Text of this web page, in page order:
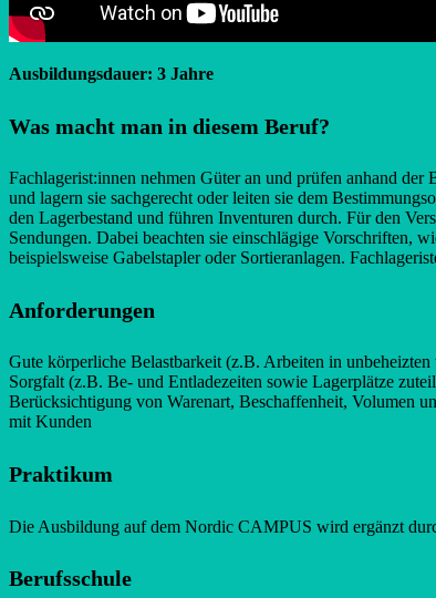
Ausbildungsdauer: 3 Jahre
Was macht man in diesem Beruf?
Fachlagerist:innen nehmen Güter an und prüfen anhand
und lagern sie sachgerecht oder leiten sie dem
den Lagerbestand und führen Inventuren durch. Für den
Sendungen. Dabei beachten sie einschlägige Vorschriften,
beispielsweise Gabelstapler oder Sortieranlagen.
Anforderungen
Gute körperliche Belastbarkeit (z.B. Arbeiten in
Sorgfalt (z.B. Be- und Entladezeiten sowie Lagerplätze
Berücksichtigung von Warenart, Beschaffenheit, Volumen
mit Kunden
Praktikum
Die Ausbildung auf dem Nordic CAMPUS wird ergänzt
Berufsschule